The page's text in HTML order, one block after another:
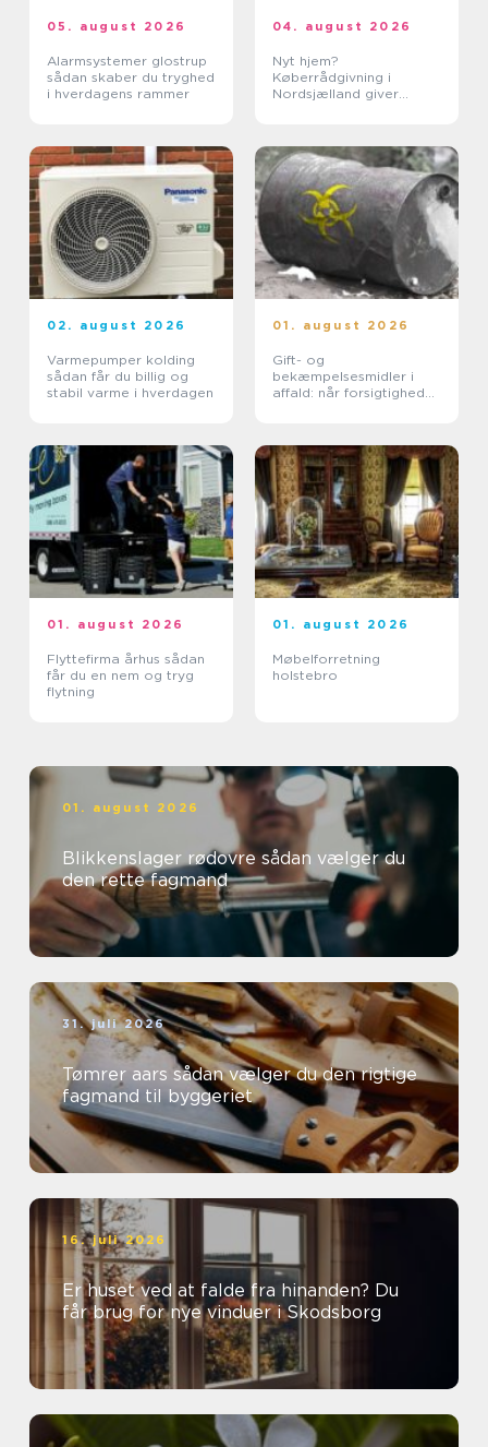
05. august 2026
Alarmsystemer glostrup
sådan skaber du tryghed
i hverdagens rammer
04. august 2026
Nyt hjem?
Køberrådgivning i
Nordsjælland giver
02. august 2026
Varmepumper kolding
sådan får du billig og
stabil varme i hverdagen
01. august 2026
Gift- og
bekæmpelsesmidler i
affald: når forsigtighed
01. august 2026
Flyttefirma århus sådan
får du en nem og tryg
flytning
01. august 2026
Møbelforretning
holstebro
01. august 2026
Blikkenslager rødovre sådan vælger du
den rette fagmand
31. juli 2026
Tømrer aars sådan vælger du den rigtige
fagmand til byggeriet
16. juli 2026
Er huset ved at falde fra hinanden? Du
får brug for nye vinduer i Skodsborg